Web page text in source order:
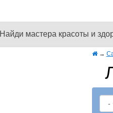
Найди мастера красоты и
→